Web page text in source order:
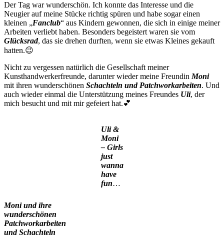
Der Tag war wunderschön. Ich konnte das Interesse und die
Neugier auf meine Stücke richtig spüren und habe sogar einen
kleinen „Fanclub“ aus Kindern gewonnen, die sich in einige meiner
Arbeiten verliebt haben. Besonders begeistert waren sie vom
Glücksrad, das sie drehen durften, wenn sie etwas Kleines gekauft
hatten.😉
Nicht zu vergessen natürlich die Gesellschaft meiner
Kunsthandwerkerfreunde, darunter wieder meine Freundin Moni
mit ihren wunderschönen Schachteln und Patchworkarbeiten. Und
auch wieder einmal die Unterstützung meines Freundes Uli, der
mich besucht und mit mir gefeiert hat.💕
Uli &
Moni
– Girls
just
wanna
have
fun…
Moni und ihre
wunderschönen
Patchworkarbeiten
und Schachteln